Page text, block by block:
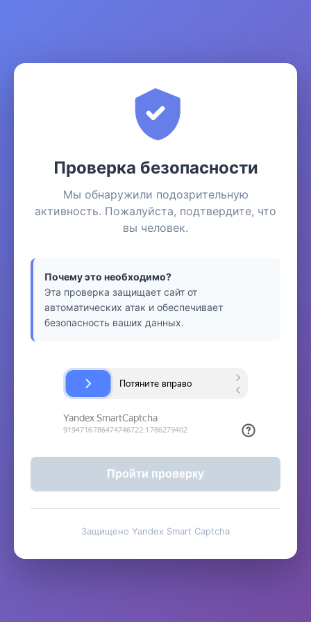
Проверка безопасности
Мы обнаружили подозрительную
активность. Пожалуйста, подтвердите, что
вы человек.
Почему это необходимо?
Эта проверка защищает сайт от
автоматических атак и обеспечивает
безопасность ваших данных.
Пройти проверку
Защищено Yandex Smart Captcha